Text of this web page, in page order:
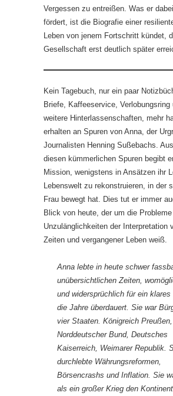
Vergessen zu entreißen. Was er
fördert, ist die Biografie einer
Leben von jenem Fortschritt kündet,
Gesellschaft erst deutlich später
Kein Tagebuch, nur ein paar
Briefe, Kaffeeservice, Verlobungsring
weitere Hinterlassenschaften, mehr
erhalten an Spuren von Anna, der
Journalisten Henning Sußebachs.
diesen kümmerlichen Spuren begibt
Mission, wenigstens in Ansätzen ihr
Lebenswelt zu rekonstruieren, in der
Frau bewegt hat. Dies tut er immer
Blick von heute, der um die
Unzulänglichkeiten der Interpretation
Zeiten und vergangener Leben weiß.
Anna lebte in heute schwer
unübersichtlichen Zeiten,
und widersprüchlich für ein klares
die Jahre überdauert. Sie war
vier Staaten. Königreich Preußen,
Norddeutscher Bund, Deutsches
Kaiserreich, Weimarer Republik.
durchlebte Währungsreformen,
Börsencrashs und Inflation. Sie
als ein großer Krieg den Kontinent